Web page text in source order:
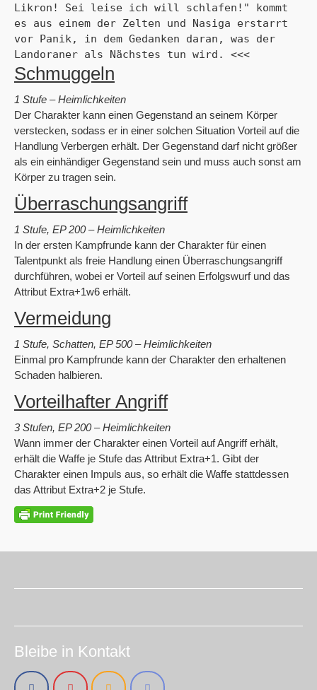
Likron! Sei leise ich will schlafen!" kommt
es aus einem der Zelten und Nasiga erstarrt
vor Panik, in dem Gedanken daran, was der
Landoraner als Nächstes tun wird. <<<
Schmuggeln
1 Stufe – Heimlichkeiten
Der Charakter kann einen Gegenstand an seinem Körper
verstecken, sodass er in einer solchen Situation Vorteil auf die
Handlung Verbergen erhält. Der Gegenstand darf nicht größer
als ein einhändiger Gegenstand sein und muss auch sonst am
Körper zu tragen sein.
Überraschungsangriff
1 Stufe, EP 200 – Heimlichkeiten
In der ersten Kampfrunde kann der Charakter für einen
Talentpunkt als freie Handlung einen Überraschungsangriff
durchführen, wobei er Vorteil auf seinen Erfolgswurf und das
Attribut Extra+1w6 erhält.
Vermeidung
1 Stufe, Schatten, EP 500 – Heimlichkeiten
Einmal pro Kampfrunde kann der Charakter den erhaltenen
Schaden halbieren.
Vorteilhafter Angriff
3 Stufen, EP 200 – Heimlichkeiten
Wann immer der Charakter einen Vorteil auf Angriff erhält,
erhält die Waffe je Stufe das Attribut Extra+1. Gibt der
Charakter einen Impuls aus, so erhält die Waffe stattdessen
das Attribut Extra+2 je Stufe.
Bleibe in Kontakt